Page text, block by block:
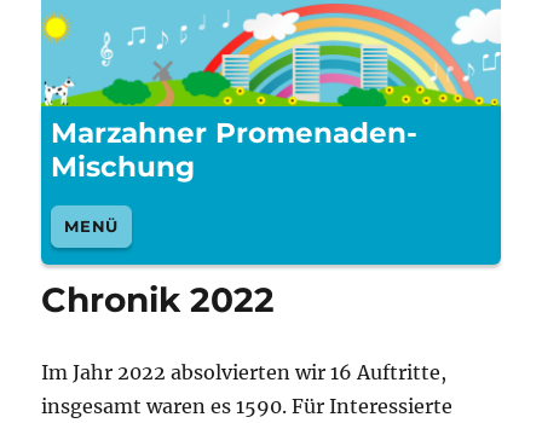
Marzahner Promenaden-
Mischung
MENÜ
Chronik 2022
Im Jahr 2022 absolvierten wir 16 Auftritte,
insgesamt waren es 1590. Für Interessierte